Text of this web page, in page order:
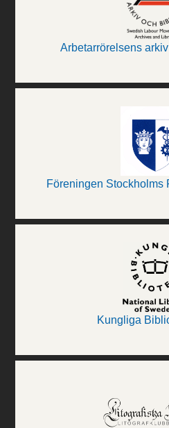
Arbetarrörelsens
Föreningen Stockholms
Kungliga